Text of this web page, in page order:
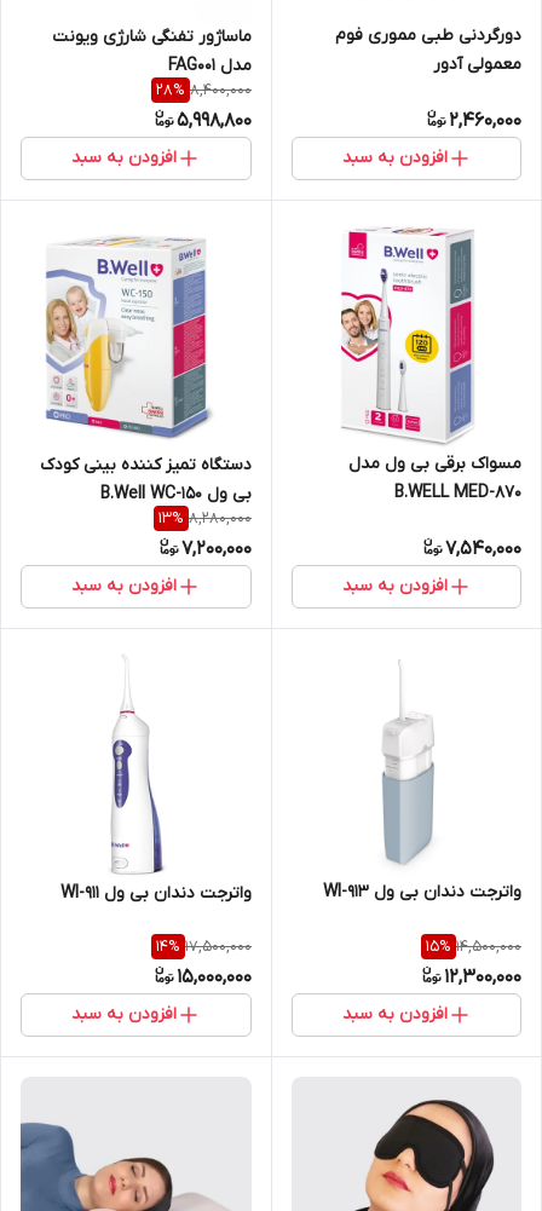
دورگردنی طبی مموری فوم
معمولی آدور
2,460,000
افزودن به سبد
ماساژور تفنگی شارژی ویونت
مدل FAG001
8,400,000
28%
5,998,800
افزودن به سبد
مسواک برقی بی ول مدل
B.WELL MED-870
7,540,000
افزودن به سبد
دستگاه تمیز کننده بینی کودک
بی ول B.Well WC-150
8,280,000
13%
7,200,000
افزودن به سبد
واترجت دندان بی ول WI-913
14,500,000
15%
12,300,000
افزودن به سبد
واترجت دندان بی ول WI-911
17,500,000
14%
15,000,000
افزودن به سبد